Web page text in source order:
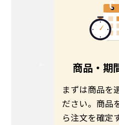
商品・期
まずは商品を
ださい。商品
ら注文を確定